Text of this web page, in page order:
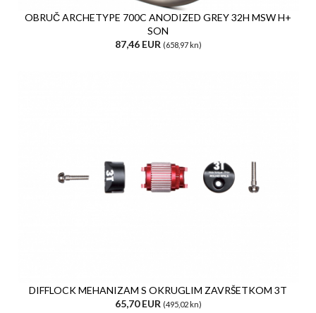
OBRUČ ARCHETYPE 700C ANODIZED GREY 32H MSW H+
SON
87,46 EUR (658,97 kn)
DIFFLOCK MEHANIZAM S OKRUGLIM ZAVRŠETKOM 3T
65,70 EUR (495,02 kn)